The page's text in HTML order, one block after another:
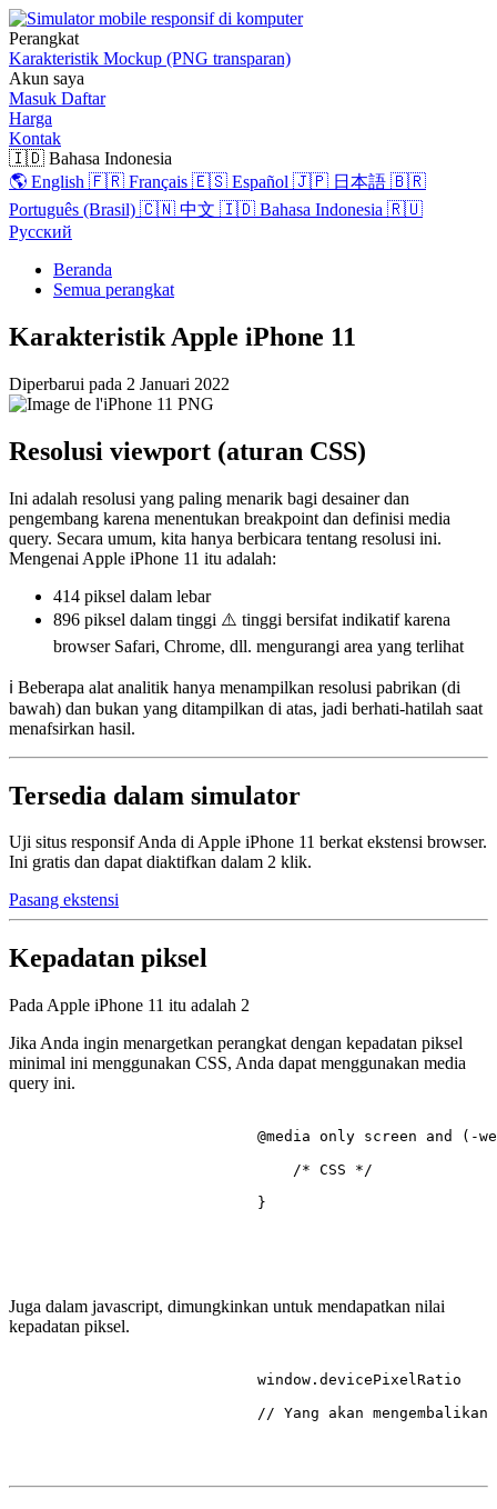
Perangkat
Karakteristik Mockup (PNG transparan)
Akun saya
Masuk Daftar
Harga
Kontak
🇮🇩 Bahasa Indonesia
🌎 English 🇫🇷 Français 🇪🇸 Español 🇯🇵 日本語 🇧🇷
Português (Brasil) 🇨🇳 中文 🇮🇩 Bahasa Indonesia 🇷🇺
Русский
Beranda
Semua perangkat
Karakteristik Apple iPhone 11
Diperbarui pada 2 Januari 2022
Resolusi viewport (aturan CSS)
Ini adalah resolusi yang paling menarik bagi desainer dan
pengembang karena menentukan breakpoint dan definisi media
query. Secara umum, kita hanya berbicara tentang resolusi ini.
Mengenai Apple iPhone 11 itu adalah:
414 piksel dalam lebar
896 piksel dalam tinggi ⚠️ tinggi bersifat indikatif karena
browser Safari, Chrome, dll. mengurangi area yang terlihat
ℹ️ Beberapa alat analitik hanya menampilkan resolusi pabrikan (di
bawah) dan bukan yang ditampilkan di atas, jadi berhati-hatilah saat
menafsirkan hasil.
Tersedia dalam simulator
Uji situs responsif Anda di Apple iPhone 11 berkat ekstensi browser.
Ini gratis dan dapat diaktifkan dalam 2 klik.
Pasang ekstensi
Kepadatan piksel
Pada Apple iPhone 11 itu adalah 2
Jika Anda ingin menargetkan perangkat dengan kepadatan piksel
minimal ini menggunakan CSS, Anda dapat menggunakan media
query ini.
@media only screen and (-
/* CSS */
                            }
Juga dalam javascript, dimungkinkan untuk mendapatkan nilai
kepadatan piksel.
                            window.
devicePixelRatio
// Yang akan mengembalikan